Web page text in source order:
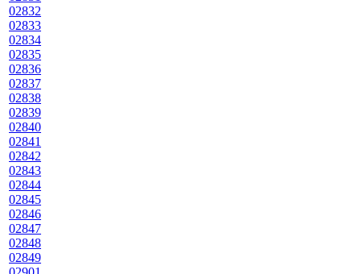
02832
02833
02834
02835
02836
02837
02838
02839
02840
02841
02842
02843
02844
02845
02846
02847
02848
02849